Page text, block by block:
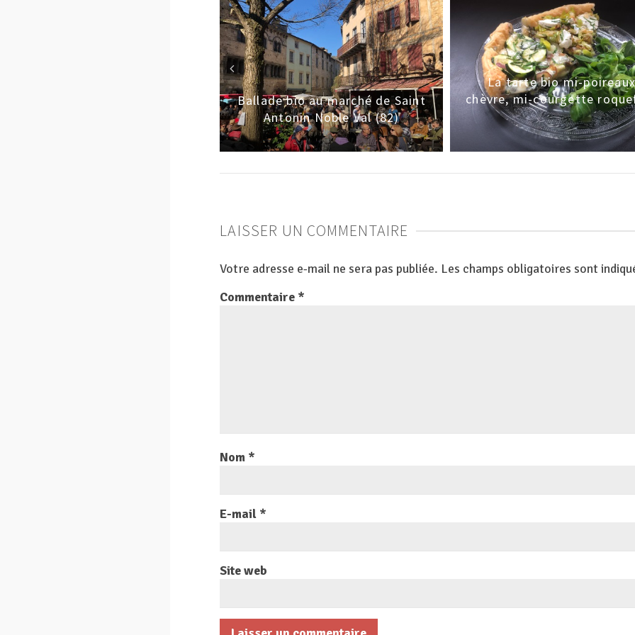
Ballade bio au marché de Saint
Antonin Noble Val (82)
La tarte bio mi-
chèvre, mi-courgette
LAISSER UN COMMENTAIRE
Votre adresse e-mail ne sera pas publiée. Les champs obligatoires sont
Commentaire *
Nom *
E-mail *
Site web